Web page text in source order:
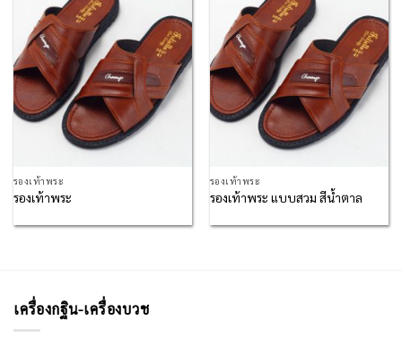
รองเท้าพระ
รองเท้าพระ
รองเท้าพระ
รองเท้าพระ แบบสวม สีน้ำตาล
เครื่องกฐิน-เครื่องบวช